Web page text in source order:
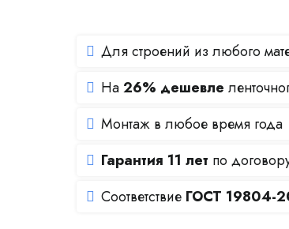
Для строений из любого
На26% дешевле
Монтаж в любое время года
Гарантия 11 лет по
Соответствие ГОСТ 19804-